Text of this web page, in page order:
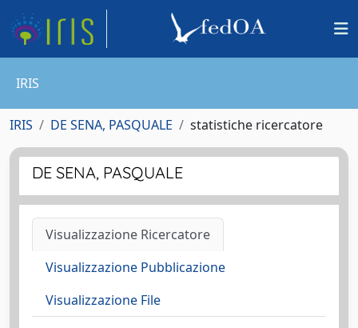
IRIS
IRIS DE SENA, PASQUALE statistiche ricercatore
DE SENA, PASQUALE
Visualizzazione Ricercatore
Visualizzazione Pubblicazione
Visualizzazione File